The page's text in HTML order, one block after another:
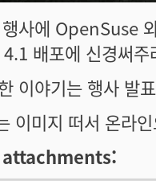
사에 OpenSuse
배포에 신경써
이야기는 행사 발
이미지 떠서 온라